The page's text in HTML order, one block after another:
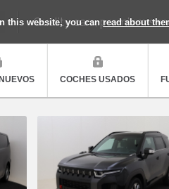
this website, you canread about
Quality cars, premium
COCHES USADOS